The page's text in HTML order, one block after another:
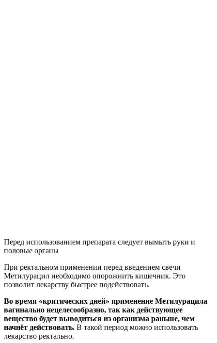
Перед использованием препарата следует вымыть руки и
половые органы
При ректальном применении перед введением свечи
Метилурацил необходимо опорожнить кишечник. Это
позволит лекарству быстрее подействовать.
Во время «критических дней» применение Метилурацила
вагинально нецелесообразно, так как действующее
вещество будет выводиться из организма раньше, чем
начнёт действовать. В такой период можно использовать
лекарство ректально.